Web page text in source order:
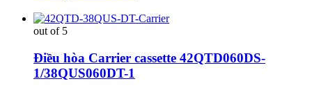
out of 5
Điều hòa Carrier cassette 42QTD060DS-
1/38QUS060DT-1